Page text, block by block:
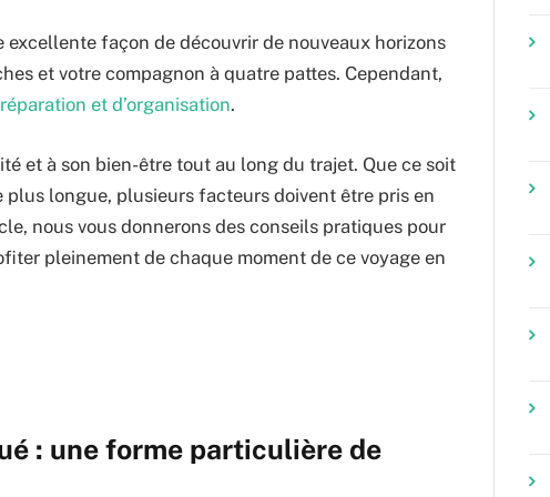
façon de découvrir de nouveaux horizons
et votre compagnon à quatre pattes. Cependant,
et d’organisation.
et à son bien-être tout au long du trajet. Que ce soit
longue, plusieurs facteurs doivent être pris en
nous vous donnerons des conseils pratiques pour
pleinement de chaque moment de ce voyage en
: une forme particulière de